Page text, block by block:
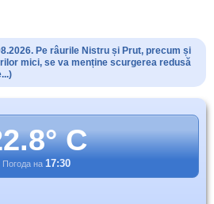
Pe râurile Nistru și Prut, precum și
mici, se va menține scurgerea redusă
C
Погода на 17:30